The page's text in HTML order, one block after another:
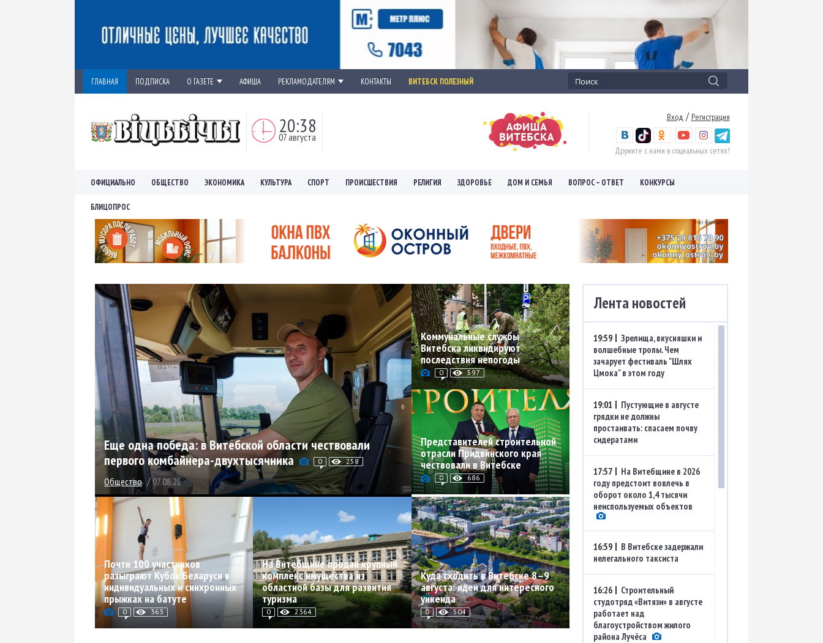
ГЛАВНАЯ ПОДПИСКА О ГАЗЕТЕ АФИША РЕКЛАМОДАТЕЛЯМ КОНТАКТЫ ВИТЕБСК ПОЛЕЗНЫЙ
20:38
07 августа
Вход / Регистрация
Дружите с нами в социальных сетях!
ОФИЦИАЛЬНО ОБЩЕСТВО ЭКОНОМИКА КУЛЬТУРА СПОРТ ПРОИСШЕСТВИЯ РЕЛИГИЯ ЗДОРОВЬЕ ДОМ И СЕМЬЯ ВОПРОС – ОТВЕТ КОНКУРСЫ
БЛИЦОПРОС
Еще одна победа: в Витебской области чествовали
первого комбайнера-двухтысячника
0 258
Общество /07.08.26
Коммунальные службы
Витебска ликвидируют
последствия непогоды
0 597
Представителей строительной
отрасли Придвинского края
чествовали в Витебске
0 686
Почти 100 участников
разыграют Кубок Беларуси в
индивидуальных и синхронных
прыжках на батуте
0 363
На Витебщине продан крупный
комплекс имущества из
областной базы для развития
туризма
0 2364
Куда сходить в Витебске 8–9
августа: идеи для интересного
уикенда
0 504
Лента новостей
19:59
Зрелища, вкусняшки и
волшебные тропы. Чем
зачарует фестиваль "Шлях
Цмока" в этом году
19:01
Пустующие в августе
грядки не должны
простаивать: спасаем почву
сидератами
17:57
На Витебщине в 2026
году предстоит вовлечь в
оборот около 1,4 тысячи
неиспользуемых объектов
16:59
В Витебске задержали
нелегального таксиста
16:26
Строительный
студотряд «Витязи» в августе
работает над
благоустройством жилого
района Лучёса